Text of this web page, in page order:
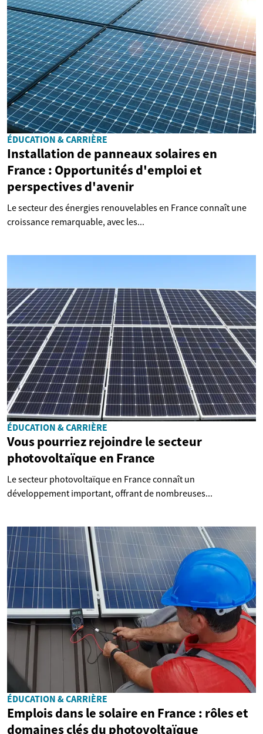
ÉDUCATION & CARRIÈRE
Installation de panneaux solaires en
France : Opportunités d'emploi et
perspectives d'avenir
Le secteur des énergies renouvelables en France connaît une
croissance remarquable, avec les...
ÉDUCATION & CARRIÈRE
Vous pourriez rejoindre le secteur
photovoltaïque en France
Le secteur photovoltaïque en France connaît un
développement important, offrant de nombreuses...
ÉDUCATION & CARRIÈRE
Emplois dans le solaire en France : rôles et
domaines clés du photovoltaïque